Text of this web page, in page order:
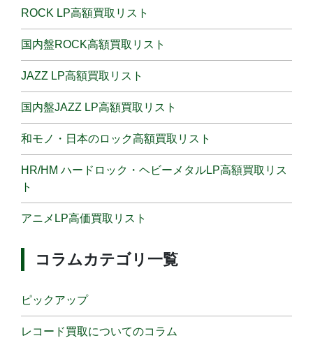
ROCK LP高額買取リスト
国内盤ROCK高額買取リスト
JAZZ LP高額買取リスト
国内盤JAZZ LP高額買取リスト
和モノ・日本のロック高額買取リスト
HR/HM ハードロック・ヘビーメタルLP高額買取リス
ト
アニメLP高価買取リスト
コラムカテゴリ一覧
ピックアップ
レコード買取についてのコラム